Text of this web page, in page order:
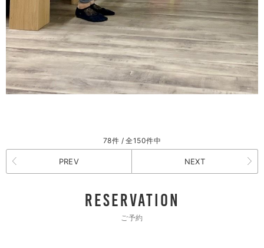
78件 / 全150件中
PREV NEXT
RESERVATION
ご予約